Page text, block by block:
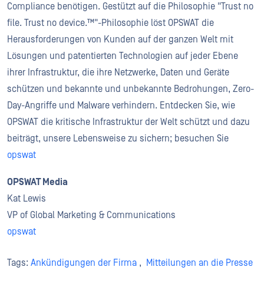
Compliance benötigen. Gestützt auf die Philosophie "Trust no
file. Trust no device.™"-Philosophie löst OPSWAT die
Herausforderungen von Kunden auf der ganzen Welt mit
Lösungen und patentierten Technologien auf jeder Ebene
ihrer Infrastruktur, die ihre Netzwerke, Daten und Geräte
schützen und bekannte und unbekannte Bedrohungen, Zero-
Day-Angriffe und Malware verhindern. Entdecken Sie, wie
OPSWAT die kritische Infrastruktur der Welt schützt und dazu
beiträgt, unsere Lebensweise zu sichern; besuchen Sie
opswat
OPSWAT Media
Kat Lewis
VP of Global Marketing & Communications
opswat
Tags: Ankündigungen der Firma , Mitteilungen an die Presse